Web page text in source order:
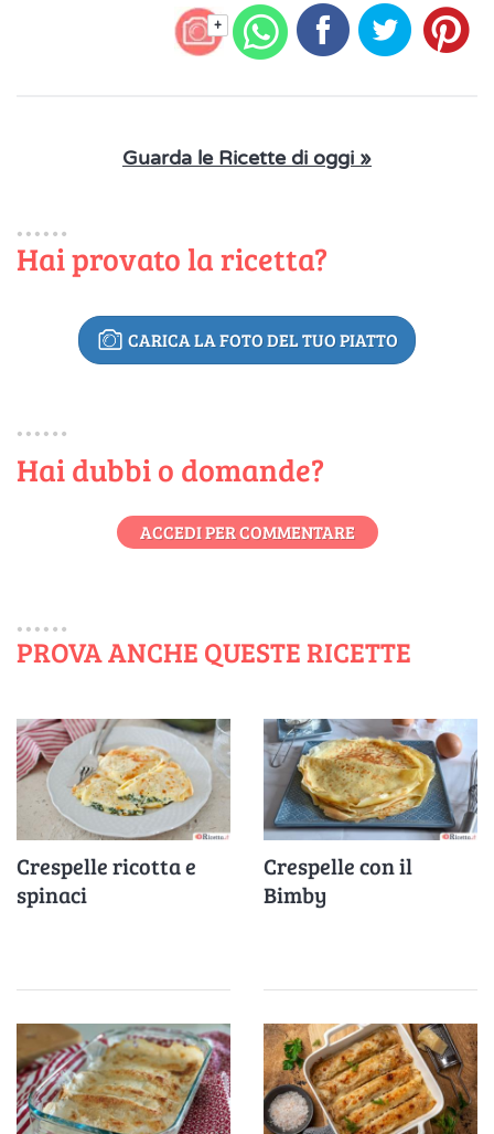
+
Guarda le Ricette di oggi »
Hai provato la ricetta?
CARICA LA FOTO DEL TUO PIATTO
Hai dubbi o domande?
ACCEDI PER COMMENTARE
PROVA ANCHE QUESTE RICETTE
Crespelle ricotta e
spinaci
Crespelle con il
Bimby